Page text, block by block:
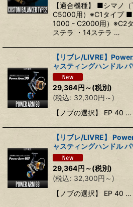
【適合機種】 ■シマノ
C5000用）※C1タイプ
1000 - C2000用）※C2
ステラ ・14ステラ …
【リブレ/LIVRE】
ャスティングハンドル
29,364 円 ～(税別)
(税込: 32,300円 ～ )
【ノブの選択】 EP 40 …
【リブレ/LIVRE】
ャスティングハンドル
29,364円 ～(税別)
(税込: 32,300円 ～)
【ノブの選択】 EP 40 …